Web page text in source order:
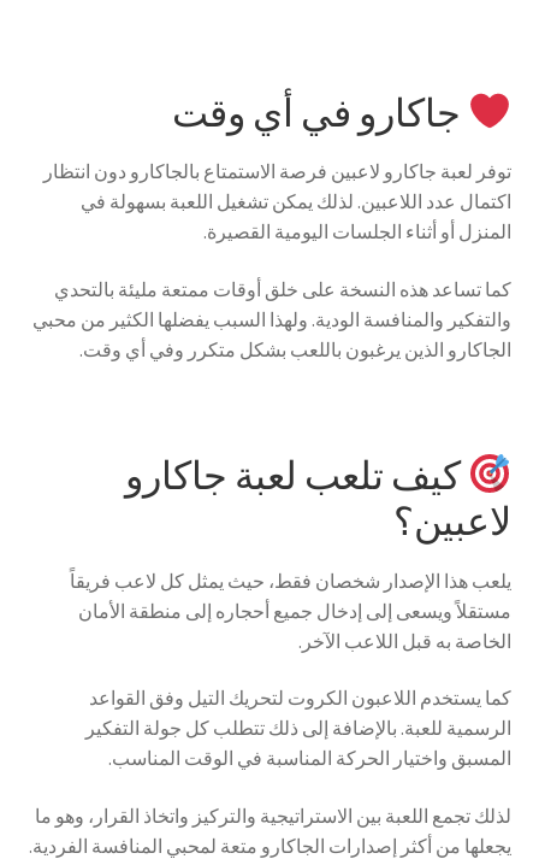
جاكارو في أي وقت
توفر لعبة جاكارو لاعبين فرصة الاستمتاع بالجاكارو دون انتظار
اكتمال عدد اللاعبين. لذلك يمكن تشغيل اللعبة بسهولة في
المنزل أو أثناء الجلسات اليومية القصيرة.
كما تساعد هذه النسخة على خلق أوقات ممتعة مليئة بالتحدي
والتفكير والمنافسة الودية. ولهذا السبب يفضلها الكثير من محبي
الجاكارو الذين يرغبون باللعب بشكل متكرر وفي أي وقت.
كيف تلعب لعبة جاكارو
لاعبين؟
يلعب هذا الإصدار شخصان فقط، حيث يمثل كل لاعب فريقاً
مستقلاً ويسعى إلى إدخال جميع أحجاره إلى منطقة الأمان
الخاصة به قبل اللاعب الآخر.
كما يستخدم اللاعبون الكروت لتحريك التيل وفق القواعد
الرسمية للعبة. بالإضافة إلى ذلك تتطلب كل جولة التفكير
المسبق واختيار الحركة المناسبة في الوقت المناسب.
لذلك تجمع اللعبة بين الاستراتيجية والتركيز واتخاذ القرار، وهو ما
يجعلها من أكثر إصدارات الجاكارو متعة لمحبي المنافسة الفردية.